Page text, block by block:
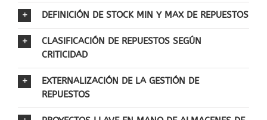
DEFINICIÓN DE STOCK MIN Y MAX DE REPUESTOS
CLASIFICACIÓN DE REPUESTOS SEGÚN
CRITICIDAD
EXTERNALIZACIÓN DE LA GESTIÓN DE
REPUESTOS